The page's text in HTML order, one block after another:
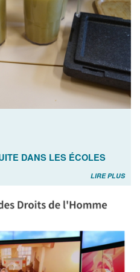
DANS LES ÉCOLES
LIRE PLUS